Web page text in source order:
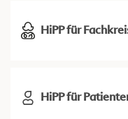
HiPP für
HiPP für